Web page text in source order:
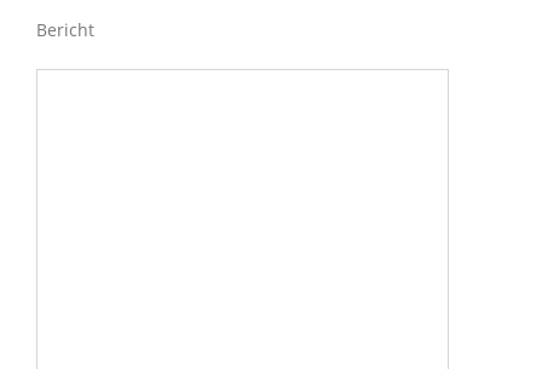
Bericht